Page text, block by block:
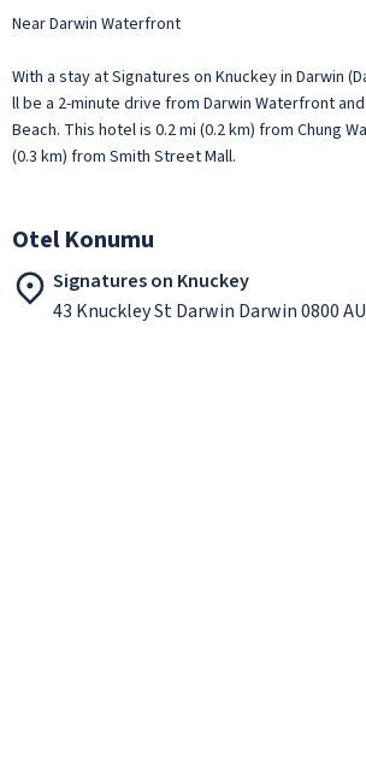
Near Darwin Waterfront
With a stay at Signatures on Knuckey in Darwin
ll be a 2-minute drive from Darwin Waterfront
Beach. This hotel is 0.2 mi (0.2 km) from Chung
(0.3 km) from Smith Street Mall.
Otel Konumu
Signatures on Knuckey
43 Knuckley St Darwin Darwin 0800 AU